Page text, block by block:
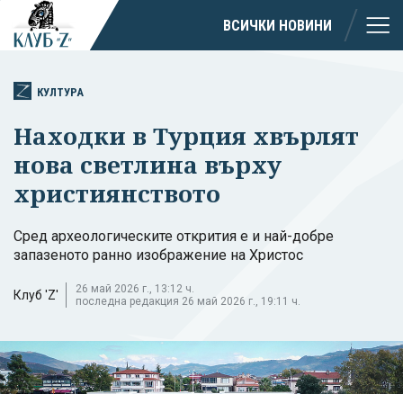
ВСИЧКИ НОВИНИ
КУЛТУРА
Находки в Турция хвърлят
нова светлина върху
християнството
Сред археологическите открития е и най-добре
запазеното ранно изображение на Христос
Клуб 'Z'
26 май 2026 г., 13:12 ч.
последна редакция 26 май 2026 г., 19:11 ч.